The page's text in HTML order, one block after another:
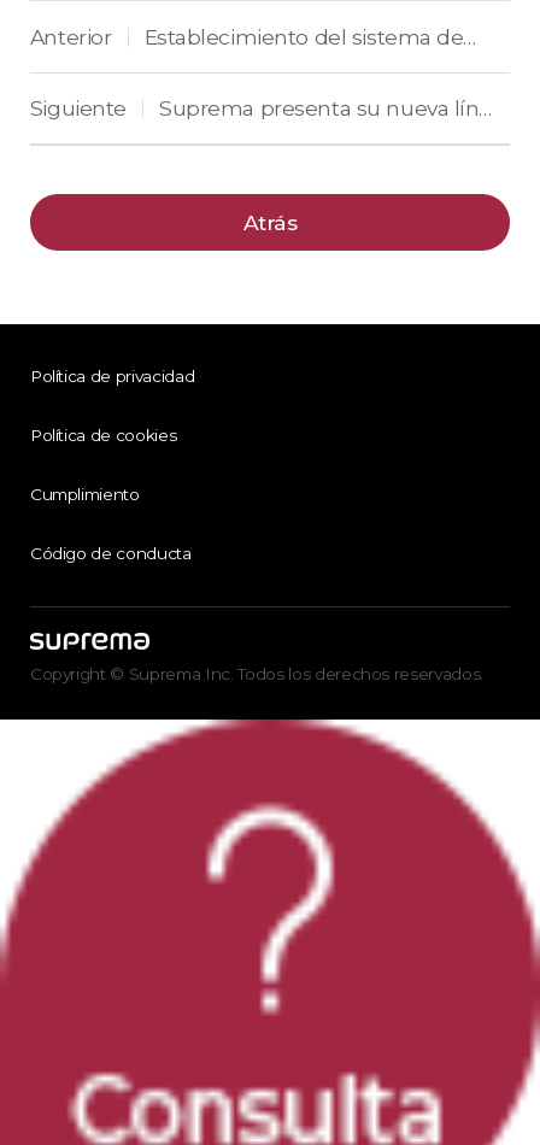
Anterior Establecimiento del sistema de control de acceso de Suprema al complejo de administratición, médico y salud en la ciudad, Osong.
Siguiente Suprema presenta su nueva línea de productos de tercera generación en Intersec 2022
Atrás
Política de privacidad
Política de cookies
Cumplimiento
Código de conducta
Copyright © Suprema Inc. Todos los derechos reservados.